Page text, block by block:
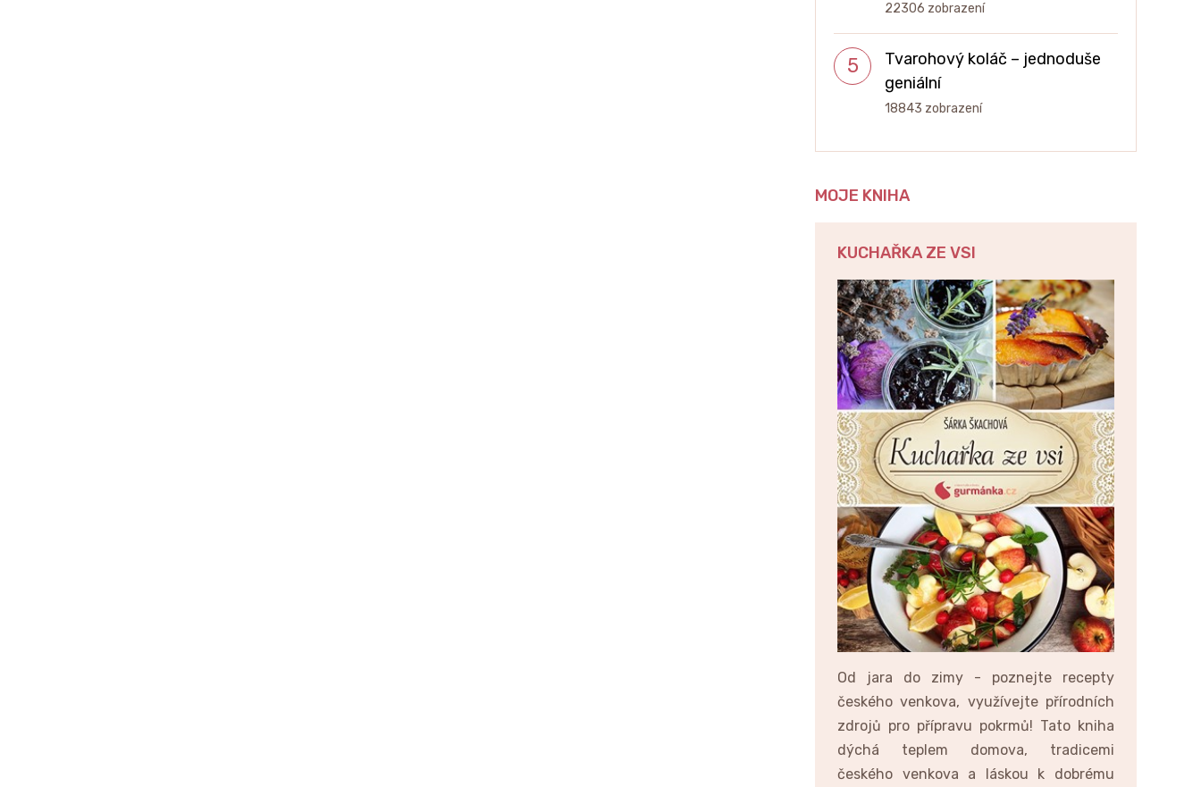
22306 zobrazení
Tvarohový koláč – jednoduše
geniální
18843 zobrazení
MOJE KNIHA
KUCHAŘKA ZE VSI
Od jara do zimy - poznejte recepty
českého venkova, využívejte přírodních
zdrojů pro přípravu pokrmů! Tato kniha
dýchá teplem domova, tradicemi
českého venkova a láskou k dobrému